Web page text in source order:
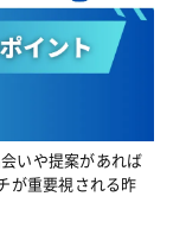
いや提案があれば
が重要視される昨